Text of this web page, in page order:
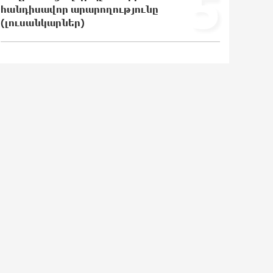
բախվել են «Alfa Romeo»-ն
և «Opel»-ը. կա վիրավոր
հանդիսավոր արարողությունը
(լուսանկարներ)